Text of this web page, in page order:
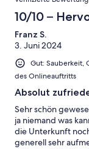
10/10 –
Franz S.
3. Juni 2024
Gut: Sauberkeit,
des Onlineauftritts
Absolut
Sehr schön
ja niemand was
die Unterkunft
generell sehr